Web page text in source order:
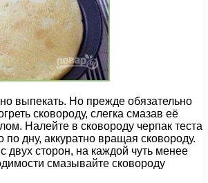
выпекать. Но прежде обязательно
сковороду, слегка смазав её
Налейте в сковороду черпак теста
по дну, аккуратно вращая сковороду.
двух сторон, на каждой чуть менее
смазывайте сковороду